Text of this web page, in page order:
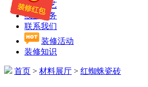
施工工艺
线上服务
联系我们
装修活动
装修知识
首页 > 材料展厅 > 红蜘蛛瓷砖